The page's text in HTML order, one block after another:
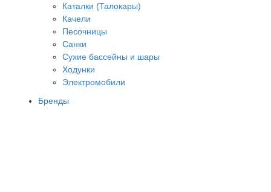
Каталки (Талокары)
Качели
Песочницы
Санки
Сухие бассейны и шары
Ходунки
Электромобили
Бренды